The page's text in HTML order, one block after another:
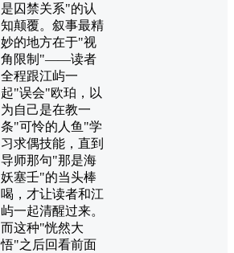
是囚禁关系"的认
知颠覆。叙事最精
妙的地方在于"视
角限制"——读者
全程跟江屿一
起"误会"欧珀，以
为自己是在教一
条"可怜的人鱼"学
习求偶技能，直到
导师那句"那是海
妖塞壬"的当头棒
喝，才让读者和江
屿一起清醒过来。
而这种"恍然大
悟"之后回看前面